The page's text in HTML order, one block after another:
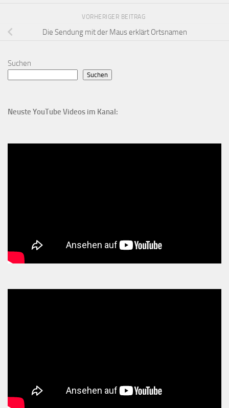
VORHERIGER BEITRAG
Die Sendung mit der Maus erklärt Ortsnamen
Suchen
Suchen
Neuste YouTube Videos im Kanal: